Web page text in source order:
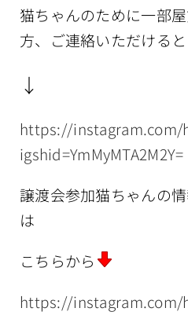
猫ちゃんのために一部
方、ご連絡いただける
↓
https://instagram.com/
igshid=YmMyMTA2M2Y=
譲渡会参加猫ちゃんの
は
こちらから
https://instagram.com/